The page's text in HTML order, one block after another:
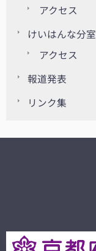
アクセス
けいはんな分室
アクセス
報道発表
リンク集